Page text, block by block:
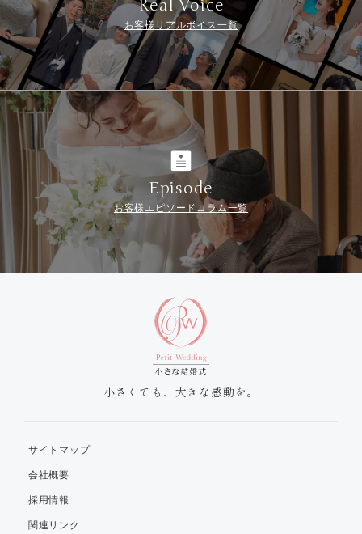
Real Voice
お客様リアルボイス一覧
Episode
お客様エピソードコラム一覧
小さくても、大きな感動を。
サイトマップ
会社概要
採用情報
関連リンク